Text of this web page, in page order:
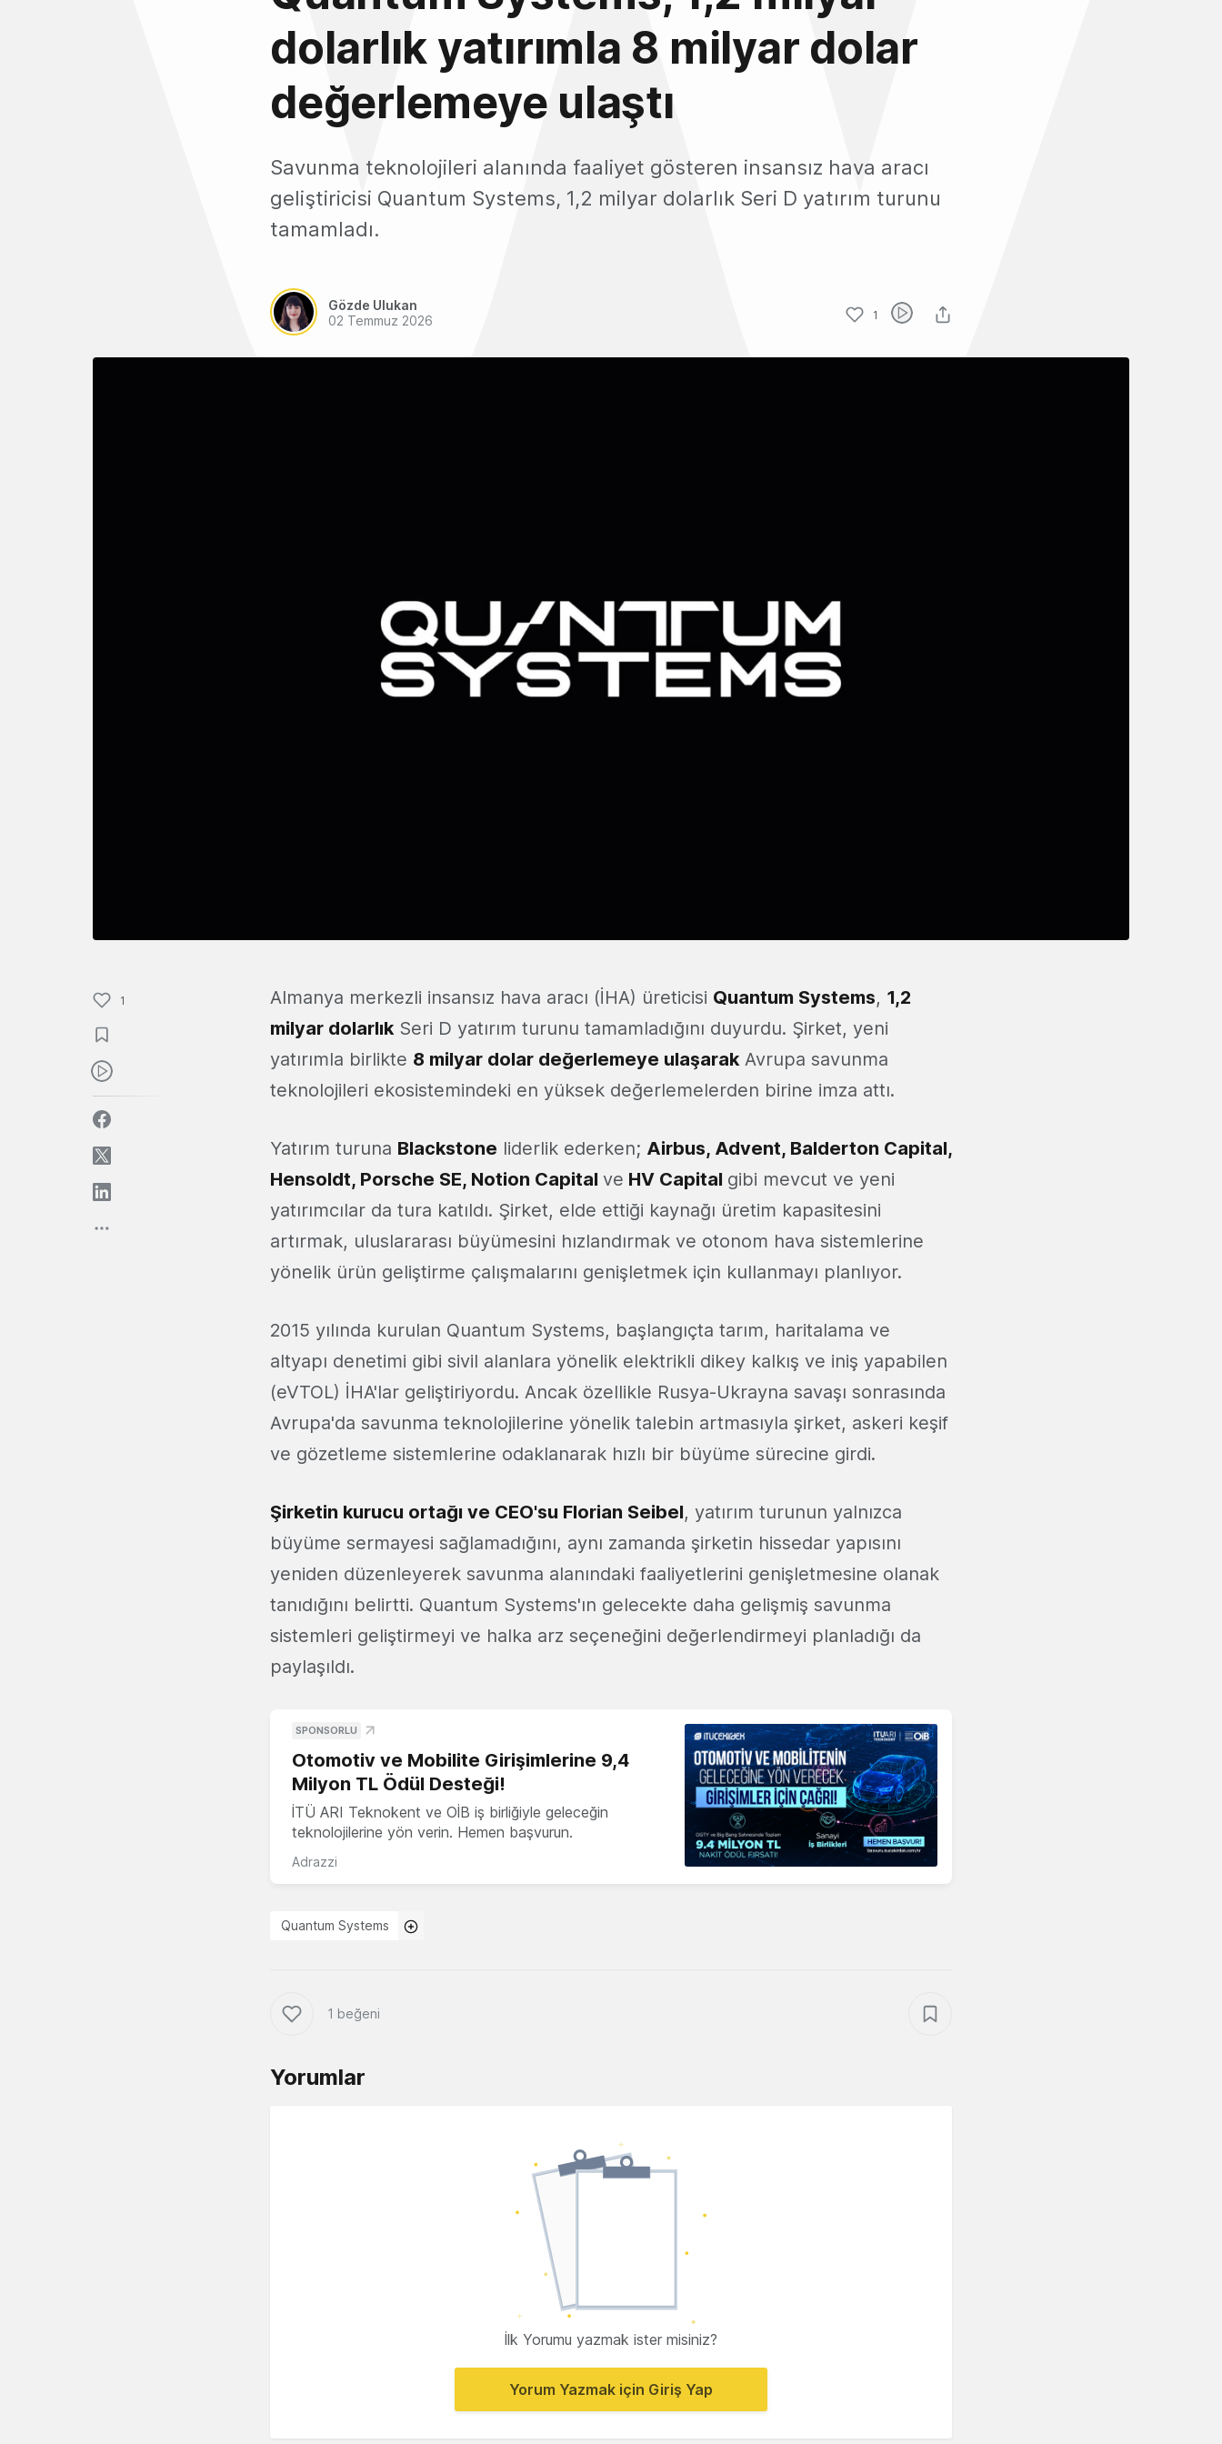
dolarlık yatırımla 8 milyar dolar
değerlemeye ulaştı
Savunma teknolojileri alanında faaliyet gösteren insansız hava aracı
geliştiricisi Quantum Systems, 1,2 milyar dolarlık Seri D yatırım turunu
tamamladı.
Gözde Ulukan
02 Temmuz 2026
1
1 Almanya merkezli insansız hava aracı (İHA) üreticisi Quantum Systems, 1,2
milyar dolarlıkSeri D yatırım turunu tamamladığını duyurdu. Şirket, yeni
yatırımla birlikte 8 milyar dolar değerlemeye ulaşarakAvrupa savunma
teknolojileri ekosistemindeki en yüksek değerlemelerden birine imza attı.
Yatırım turuna Blackstone liderlik ederken; Airbus, Advent, Balderton Capital,
Hensoldt, Porsche SE, Notion Capital ve HV Capital gibi mevcut ve yeni
yatırımcılar da tura katıldı. Şirket, elde ettiği kaynağı üretim kapasitesini
artırmak, uluslararası büyümesini hızlandırmak ve otonom hava sistemlerine
yönelik ürün geliştirme çalışmalarını genişletmek için kullanmayı planlıyor.
2015 yılında kurulan Quantum Systems, başlangıçta tarım, haritalama ve
altyapı denetimi gibi sivil alanlara yönelik elektrikli dikey kalkış ve iniş yapabilen
(eVTOL) İHA'lar geliştiriyordu. Ancak özellikle Rusya-Ukrayna savaşı sonrasında
Avrupa'da savunma teknolojilerine yönelik talebin artmasıyla şirket, askeri keşif
ve gözetleme sistemlerine odaklanarak hızlı bir büyüme sürecine girdi.
Şirketin kurucu ortağı ve CEO'su Florian Seibel, yatırım turunun yalnızca
büyüme sermayesi sağlamadığını, aynı zamanda şirketin hissedar yapısını
yeniden düzenleyerek savunma alanındaki faaliyetlerini genişletmesine olanak
tanıdığını belirtti. Quantum Systems'ın gelecekte daha gelişmiş savunma
sistemleri geliştirmeyi ve halka arz seçeneğini değerlendirmeyi planladığı da
paylaşıldı.
SPONSORLU
Otomotiv ve Mobilite Girişimlerine 9,4
Milyon TL Ödül Desteği!
İTÜ ARI Teknokent ve OİB iş birliğiyle geleceğin
teknolojilerine yön verin. Hemen başvurun.
Adrazzi
Quantum Systems
1 beğeni
Yorumlar
İlk Yorumu yazmak ister misiniz?
Yorum Yazmak için Giriş Yap